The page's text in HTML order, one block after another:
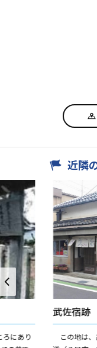
近隣
にあり
武佐宿跡
この地は、